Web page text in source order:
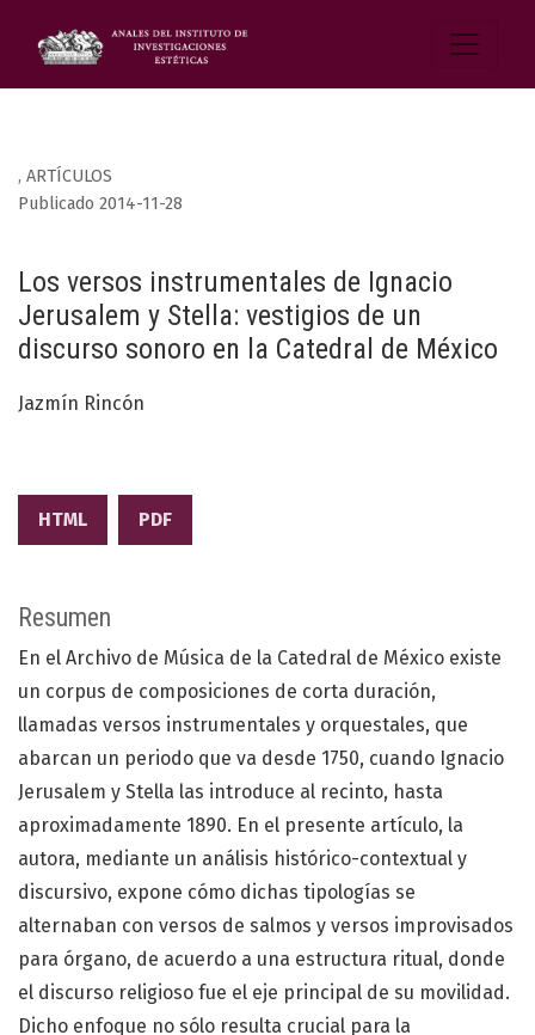
, ARTÍCULOS
Los versos instrumentales de Ignacio
Jerusalem y Stella: vestigios de un
discurso sonoro en la Catedral de México
Publicado 2014-11-28
Jazmín Rincón
HTML PDF
Resumen
En el Archivo de Música de la Catedral de México existe
un corpus de composiciones de corta duración,
llamadas versos instrumentales y orquestales, que
abarcan un periodo que va desde 1750, cuando Ignacio
Jerusalem y Stella las introduce al recinto, hasta
aproximadamente 1890. En el presente artículo, la
autora, mediante un análisis histórico-contextual y
discursivo, expone cómo dichas tipologías se
alternaban con versos de salmos y versos improvisados
para órgano, de acuerdo a una estructura ritual, donde
el discurso religioso fue el eje principal de su movilidad.
Dicho enfoque no sólo resulta crucial para la